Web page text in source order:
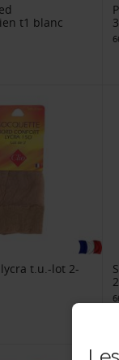
t1 blanc
t.u.-lot 2-